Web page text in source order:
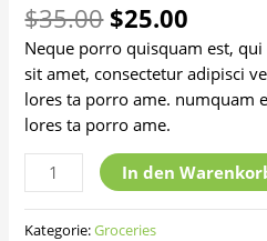
$35.00 $25.00
Neque porro quisquam est,
sit amet, consectetur adipisci
lores ta porro ame. numquam
lores ta porro ame.
Cashew
Butter
Menge
In den
Kategorie:Groceries